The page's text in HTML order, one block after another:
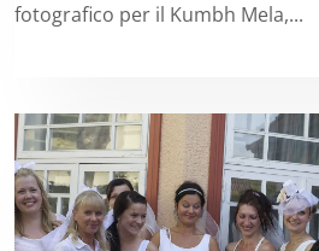
fotografico per il Kumbh Mela,...